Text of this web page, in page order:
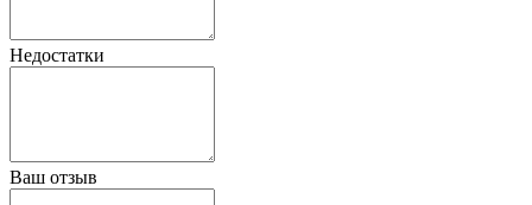
Недостатки
Ваш отзыв